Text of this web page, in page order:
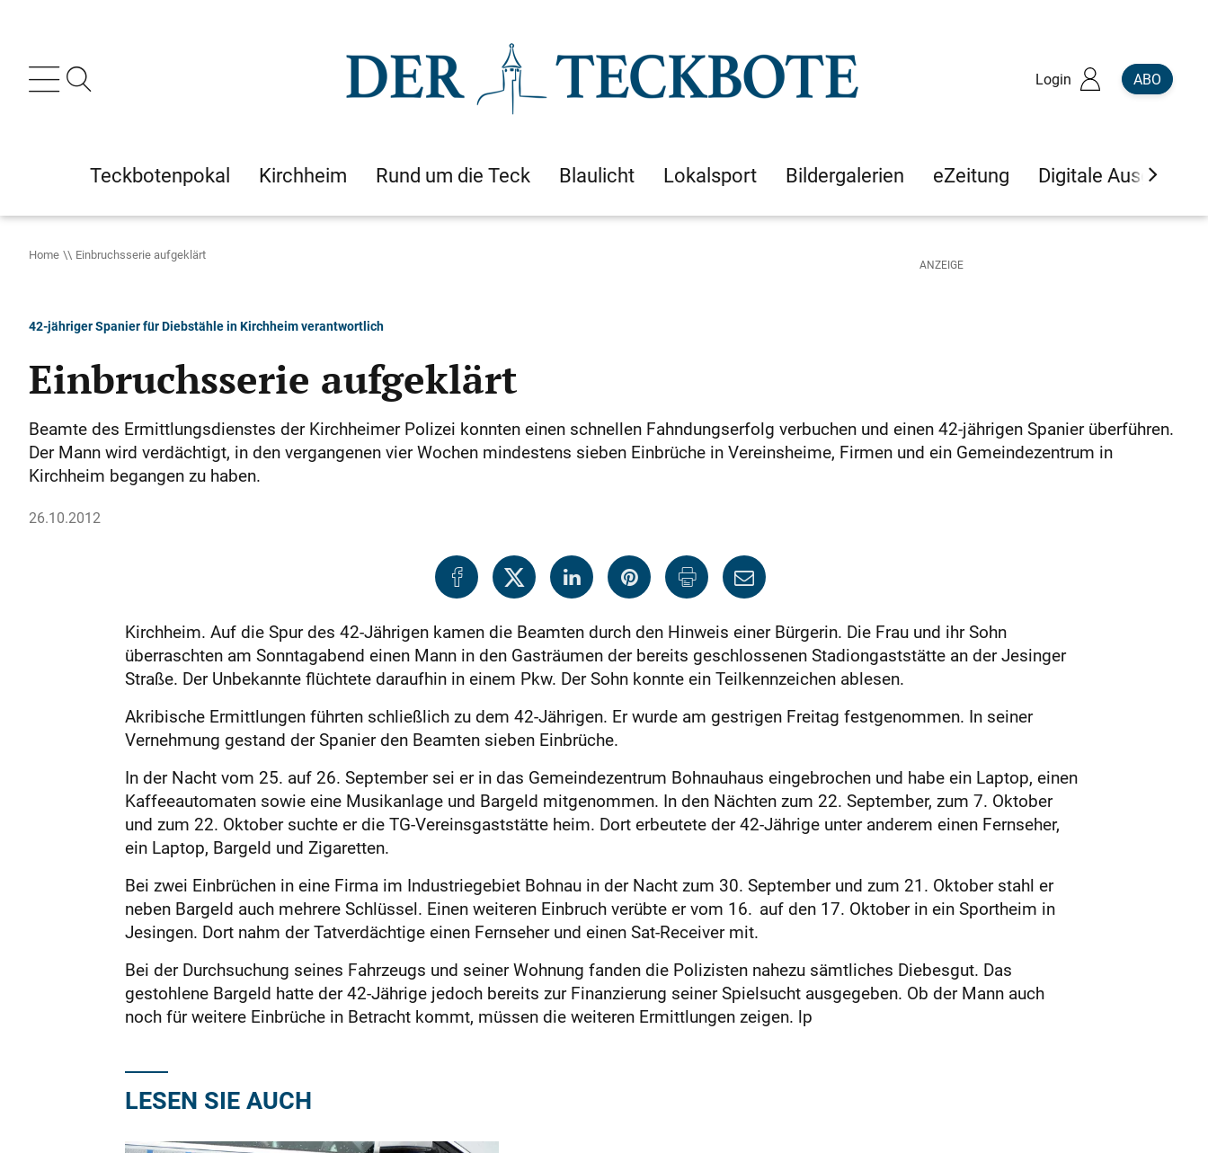
Login ABO
Teckbotenpokal Kirchheim Rund um die Teck Blaulicht Lokalsport Bildergalerien eZeitung Digitale Ausgaben
Home Einbruchsserie aufgeklärt
42-jähriger Spanier für Diebstähle in Kirchheim verantwortlich
Einbruchsserie aufgeklärt
Beamte des Ermittlungsdienstes der Kirchheimer Polizei konnten einen schnellen Fahndungserfolg verbuchen und einen 42-jährigen Spanier überführen.
Der Mann wird verdächtigt, in den vergangenen vier Wochen mindestens sieben Einbrüche in Vereinsheime, Firmen und ein Gemeindezentrum in
Kirchheim begangen zu haben.
26.10.2012
Kirchheim. Auf die Spur des 42-Jährigen kamen die Beamten durch den Hinweis einer Bürgerin. Die Frau und ihr Sohn
überraschten am Sonntagabend einen Mann in den Gasträumen der bereits geschlossenen Stadiongaststätte an der Jesin­ger
Straße. Der Unbekannte flüchtete daraufhin in einem Pkw. Der Sohn konnte ein Teilkennzeichen ablesen.
Akribische Ermittlungen führten schließlich zu dem 42-Jährigen. Er wurde am gestrigen Freitag festgenommen. In seiner
Vernehmung gestand der Spanier den Beamten sieben Einbrüche.
In der Nacht vom 25. auf 26. September sei er in das Gemeindezentrum Bohnauhaus eingebrochen und habe ein Laptop, einen
Kaffeeautomaten sowie eine Musikanlage und Bargeld mitgenommen. In den Nächten zum 22. September, zum 7. Oktober
und zum 22. Oktober suchte er die TG-Vereinsgaststätte heim. Dort erbeutete der 42-Jährige unter anderem einen Fernseher,
ein Laptop, Bargeld und Zigaretten.
Bei zwei Einbrüchen in eine Firma im Industriegebiet Bohnau in der Nacht zum 30. September und zum 21. Oktober stahl er
neben Bargeld auch mehrere Schlüssel. Einen weiteren Einbruch verübte er vom 16. auf den 17. Oktober in ein Sportheim in
Jesingen. Dort nahm der Tatverdächtige einen Fernseher und einen Sat-Receiver mit.
Bei der Durchsuchung seines Fahrzeugs und seiner Wohnung fanden die Polizisten nahezu sämtliches Diebesgut. Das
gestohlene Bargeld hatte der 42-Jährige jedoch bereits zur Finanzierung seiner Spielsucht ausgegeben. Ob der Mann auch
noch für weitere Einbrüche in Betracht kommt, müssen die weiteren Ermittlungen zeigen. lp
LESEN SIE AUCH